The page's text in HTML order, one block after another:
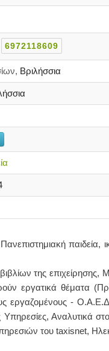
6972118609
Βριλήσσια
παιδεία,
βιβλίων της
εργατικά θέματα
εργαζομένους -
Υπηρεσίες, Αναλυτικά
του taxisnet,